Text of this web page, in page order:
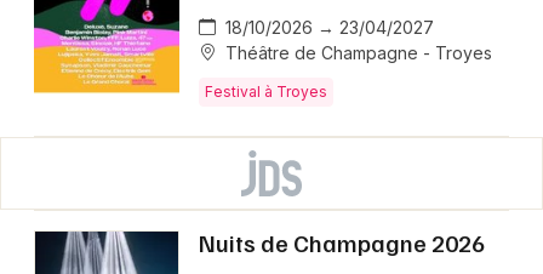
18/10/2026 → 23/04/2027
Théâtre de Champagne - Troyes
Festival à Troyes
Nuits de Champagne 2026